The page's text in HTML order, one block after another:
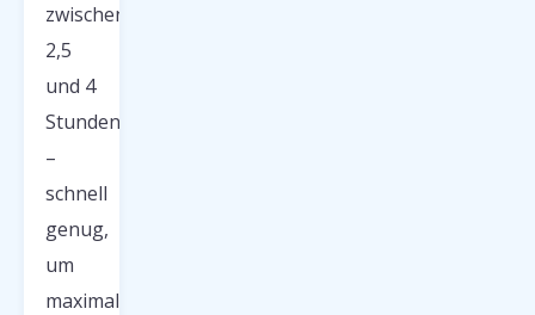
zwischen
2,5
und 4
Stunden
–
schnell
genug,
um
maximal